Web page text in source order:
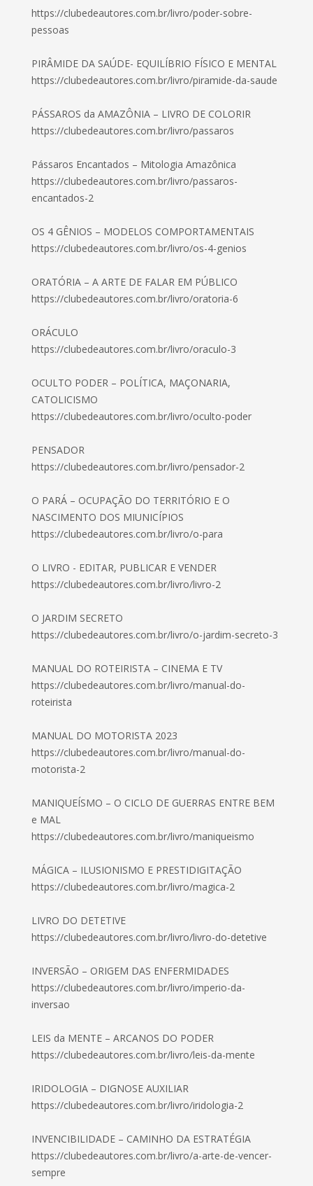
https://clubedeautores.com.br/livro/poder-sobre-
pessoas
PIRÂMIDE DA SAÚDE- EQUILÍBRIO FÍSICO E MENTAL
https://clubedeautores.com.br/livro/piramide-da-saude
PÁSSAROS da AMAZÔNIA – LIVRO DE COLORIR
https://clubedeautores.com.br/livro/passaros
Pássaros Encantados – Mitologia Amazônica
https://clubedeautores.com.br/livro/passaros-
encantados-2
OS 4 GÊNIOS – MODELOS COMPORTAMENTAIS
https://clubedeautores.com.br/livro/os-4-genios
ORATÓRIA – A ARTE DE FALAR EM PÚBLICO
https://clubedeautores.com.br/livro/oratoria-6
ORÁCULO
https://clubedeautores.com.br/livro/oraculo-3
OCULTO PODER – POLÍTICA, MAÇONARIA,
CATOLICISMO
https://clubedeautores.com.br/livro/oculto-poder
PENSADOR
https://clubedeautores.com.br/livro/pensador-2
O PARÁ – OCUPAÇÃO DO TERRITÓRIO E O
NASCIMENTO DOS MIUNICÍPIOS
https://clubedeautores.com.br/livro/o-para
O LIVRO - EDITAR, PUBLICAR E VENDER
https://clubedeautores.com.br/livro/livro-2
O JARDIM SECRETO
https://clubedeautores.com.br/livro/o-jardim-secreto-3
MANUAL DO ROTEIRISTA – CINEMA E TV
https://clubedeautores.com.br/livro/manual-do-
roteirista
MANUAL DO MOTORISTA 2023
https://clubedeautores.com.br/livro/manual-do-
motorista-2
MANIQUEÍSMO – O CICLO DE GUERRAS ENTRE BEM
e MAL
https://clubedeautores.com.br/livro/maniqueismo
MÁGICA – ILUSIONISMO E PRESTIDIGITAÇÃO
https://clubedeautores.com.br/livro/magica-2
LIVRO DO DETETIVE
https://clubedeautores.com.br/livro/livro-do-detetive
INVERSÃO – ORIGEM DAS ENFERMIDADES
https://clubedeautores.com.br/livro/imperio-da-
inversao
LEIS da MENTE – ARCANOS DO PODER
https://clubedeautores.com.br/livro/leis-da-mente
IRIDOLOGIA – DIGNOSE AUXILIAR
https://clubedeautores.com.br/livro/iridologia-2
INVENCIBILIDADE – CAMINHO DA ESTRATÉGIA
https://clubedeautores.com.br/livro/a-arte-de-vencer-
sempre